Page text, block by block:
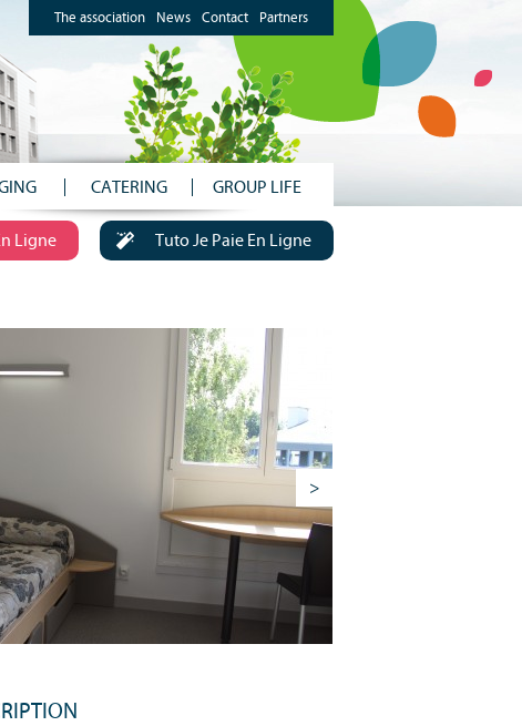
CATERING GROUP LIFE
The association News Contact Partners
Ligne Tuto Je Paie En Ligne
>